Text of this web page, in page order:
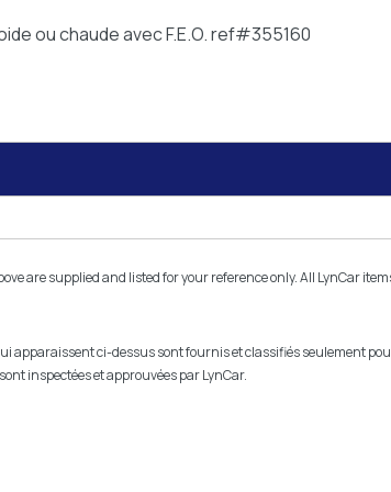
ou chaude avec F.E.O. ref#355160
supplied and listed for your reference only. All LynCar
apparaissent ci-dessus sont fournis et classifiés seulement
inspectées et approuvées par LynCar.